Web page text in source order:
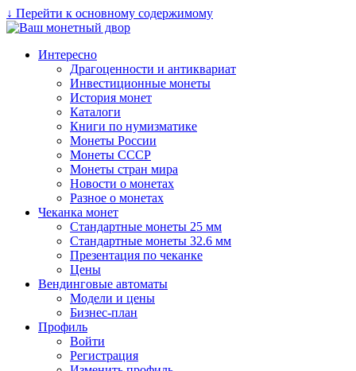
↓ Перейти к основному содержимому
Интересно
Драгоценности и антиквариат
Инвестиционные монеты
История монет
Каталоги
Книги по нумизматике
Монеты России
Монеты СССР
Монеты стран мира
Новости о монетах
Разное о монетах
Чеканка монет
Стандартные монеты 25 мм
Стандартные монеты 32.6 мм
Презентация по чеканке
Цены
Вендинговые автоматы
Модели и цены
Бизнес-план
Профиль
Войти
Регистрация